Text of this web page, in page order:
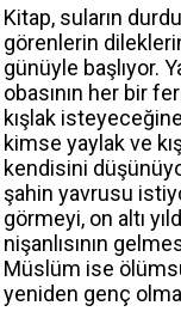
Kitap, suların
görenlerin
günüyle başlıyor.
obasının her bir
kışlak
kimse yaylak ve
kendisini
şahin yavrusu
görmeyi, on altı
nişanlısının
Müslüm ise
yeniden genç